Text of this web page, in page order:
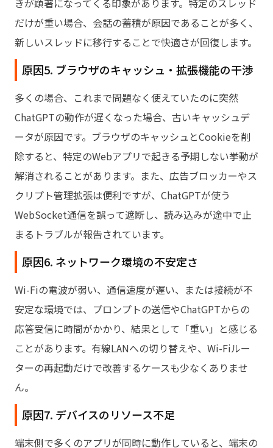
きが顕著になってくる印象があります。特定のスレッド
だけが重い場合、会話の蓄積が原因であることが多く、
新しいスレッドに移行することで快適さが回復します。
原因5. ブラウザのキャッシュ・拡張機能の干渉
多くの場合、これまで問題なく使えていたのに突然
ChatGPTの動作が遅くなった場合、古いキャッシュデ
ータが原因です。ブラウザのキャッシュとCookieを削
除すると、特定のWebアプリで起きる予期しない挙動が
解消されることがあります。また、広告ブロッカーやス
クリプト管理拡張は便利ですが、ChatGPTが使う
WebSocket通信を誤って遮断し、読み込みが途中で止
まるトラブルが報告されています。
原因6. ネットワーク環境の不安定さ
Wi-Fiの電波が弱い、通信速度が遅い、または接続が不
安定な環境では、プロンプトの送信やChatGPTからの
応答受信に時間がかかり、結果として「重い」と感じる
ことがあります。有線LANへの切り替えや、Wi-Fiルー
ターの再起動だけで改善するケースも少なくありませ
ん。
原因7. デバイスのリソース不足
端末側で多くのアプリが同時に動作していると、端末の